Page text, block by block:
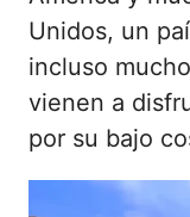
Unidos, un
incluso
vienen a
por su bajo